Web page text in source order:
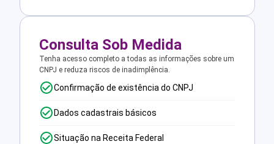
Consulta Sob Medida
Tenha acesso completo a todas as informações sobre um
CNPJ e reduza riscos de inadimplência.
Confirmação de existência do CNPJ
Dados cadastrais básicos
Situação na Receita Federal